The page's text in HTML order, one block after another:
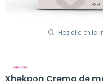
Haz clic en la
Xhekpon Crema de